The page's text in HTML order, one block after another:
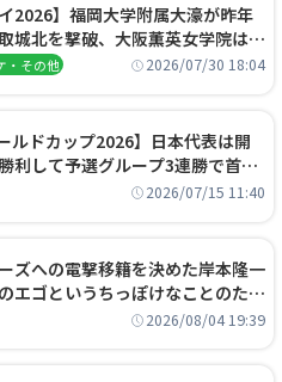
2026】福岡大学附属大濠が昨年
城北を撃破、大阪薫英女学院は岐
大会3日目試合結果
・その他 2026/07/30 18:04
ルドカップ2026】日本代表は開
利して予選グループ3連勝で首位
の相手はエジプトに決定2026/07/15 11:40
ズへの電撃移籍を決めた岸本隆一
エゴというちっぽけなことのため
わけではない」
2026/08/04 19:39